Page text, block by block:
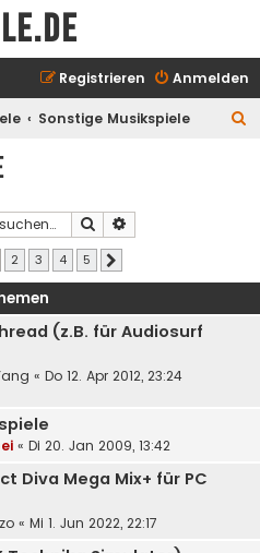
Anmelden
Registrieren
Sonstige Musikspiele
Suche
2 3 4 5
(z.B. für Audiosurf
« Do 12. Apr 2012, 23:24
« Di 20. Jan 2009, 13:42
Diva Mega Mix+ für PC
« Mi 1. Jun 2022, 22:17